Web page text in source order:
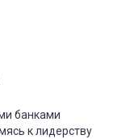
банками
к лидерству